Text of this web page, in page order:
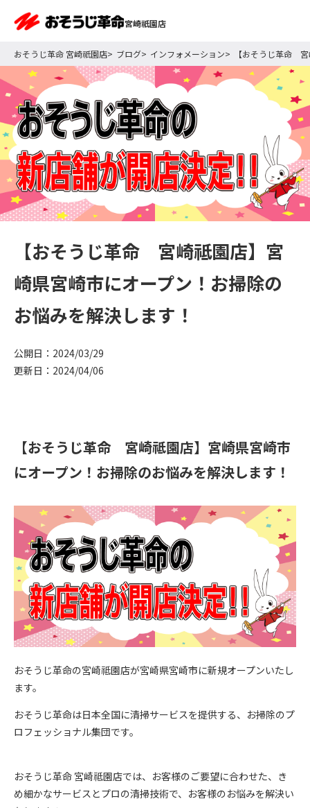
宮崎祇園店
おそうじ革命 宮崎祇園店 ブログ インフォメーション 【おそうじ革命
【おそうじ革命 宮崎祗園店】宮
崎県宮崎市にオープン！お掃除の
お悩みを解決します！
公開日：2024/03/29
更新日：2024/04/06
【おそうじ革命 宮崎祗園店】宮崎県宮崎市
にオープン！お掃除のお悩みを解決します！
おそうじ革命の宮崎祗園店が宮崎県宮崎市に新規オープンいたし
ます。
おそうじ革命は日本全国に清掃サービスを提供する、お掃除のプ
ロフェッショナル集団です。
おそうじ革命 宮崎祗園店では、お客様のご要望に合わせた、き
め細かなサービスとプロの清掃技術で、お客様のお悩みを解決い